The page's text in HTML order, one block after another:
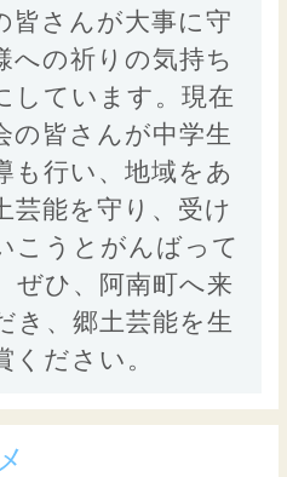
皆さんが大事に守
への祈りの気持ち
しています。現在
の皆さんが中学生
も行い、地域をあ
芸能を守り、受け
こうとがんばって
ぜひ、阿南町へ来
き、郷土芸能を生
ください。